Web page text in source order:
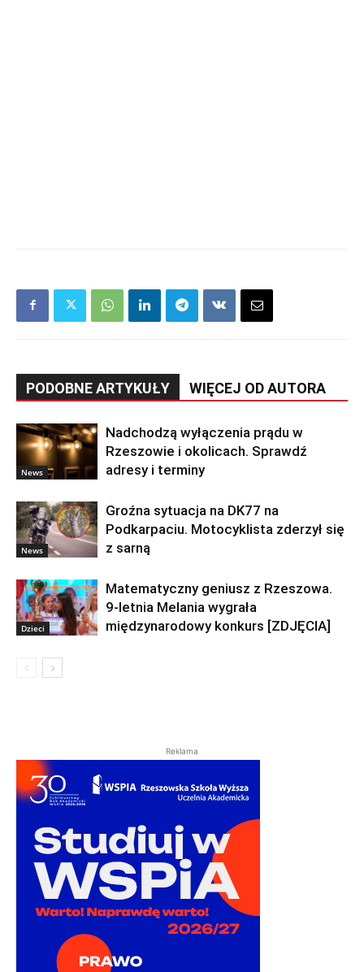
PODOBNE ARTYKUŁY WIĘCEJ OD AUTORA
News
Nadchodzą wyłączenia prądu w
Rzeszowie i okolicach. Sprawdź
adresy i terminy
News
Groźna sytuacja na DK77 na
Podkarpaciu. Motocyklista zderzył się
z sarną
Dzieci
Matematyczny geniusz z Rzeszowa.
9-letnia Melania wygrała
międzynarodowy konkurs [ZDJĘCIA]
Reklama